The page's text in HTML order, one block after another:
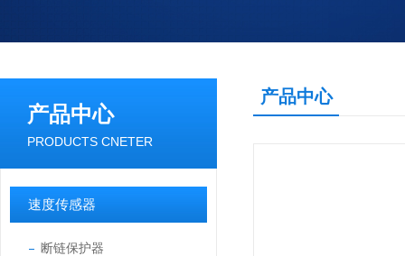
产品中心
PRODUCTS CNETER
速度传感器
断链保护器
产品中心